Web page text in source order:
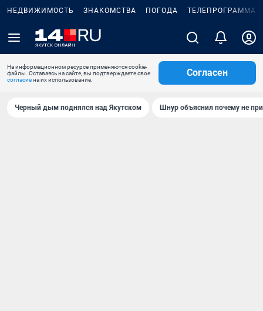
НЕДВИЖИМОСТЬ ЗНАКОМСТВА ПОГОДА ТЕЛЕПРОГРАММА
На информационном ресурсе применяются cookie-
файлы. Оставаясь на сайте, вы подтверждаете свое
согласиена их использование.
Согласен
Черный дым поднялся над Якутском Шнур объяснил почему не